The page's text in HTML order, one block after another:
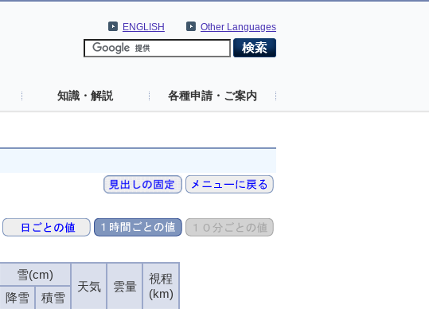
Other Languages
ENGLISH
知識・解説 各種申請・ご案内
雪(cm)
天気
雲量
視程
(km)
降雪
積雪